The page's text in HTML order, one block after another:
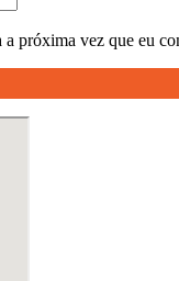
a próxima vez que eu